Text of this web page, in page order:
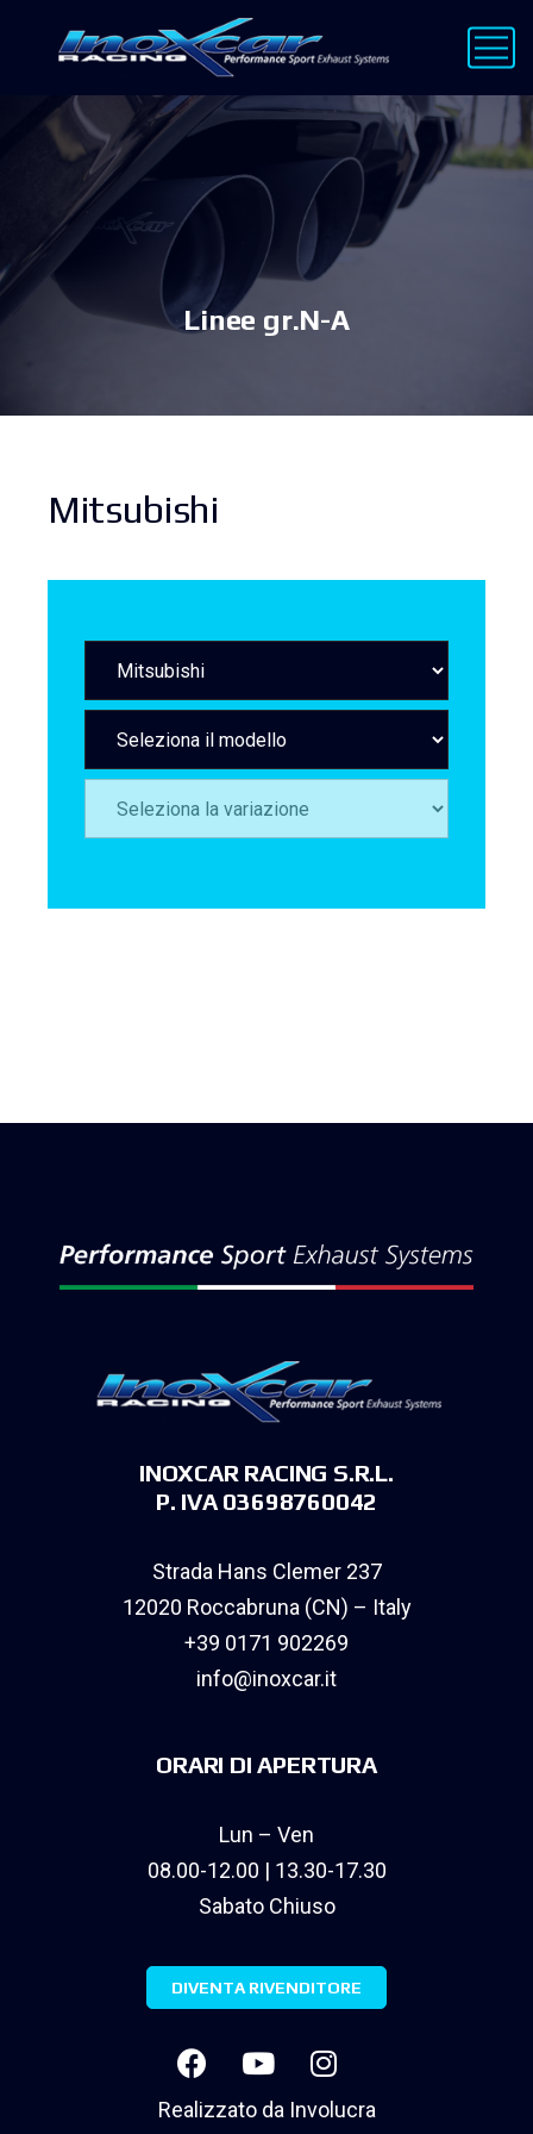
Linee gr.N-A
Mitsubishi
INOXCAR RACING S.R.L.
P. IVA 03698760042
Strada Hans Clemer 237
12020 Roccabruna (CN) – Italy
+39 0171 902269
info@inoxcar.it
ORARI DI APERTURA
Lun – Ven
08.00-12.00 | 13.30-17.30
Sabato Chiuso
DIVENTA RIVENDITORE
Realizzato da Involucra